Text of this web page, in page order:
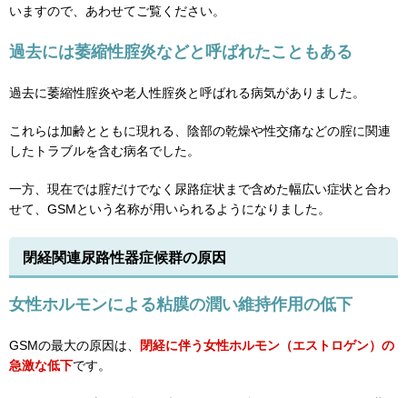
いますので、あわせてご覧ください。
過去には萎縮性腟炎などと呼ばれたこともある
過去に萎縮性腟炎や老人性腟炎と呼ばれる病気がありました。
これらは加齢とともに現れる、陰部の乾燥や性交痛などの腟に関連
したトラブルを含む病名でした。
一方、現在では腟だけでなく尿路症状まで含めた幅広い症状と合わ
せて、GSMという名称が用いられるようになりました。
閉経関連尿路性器症候群の原因
女性ホルモンによる粘膜の潤い維持作用の低下
GSMの最大の原因は、
閉経に伴う女性ホルモン（エストロゲン）の
急激な低下です。